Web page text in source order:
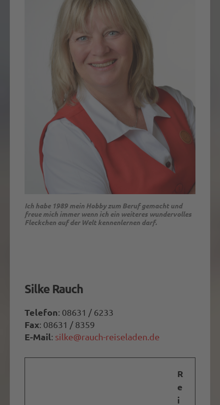
Ich habe 1989 mein Hobby zum Beruf gemacht und
freue mich immer wenn ich ein weiteres wundervolles
Fleckchen auf der Welt kennenlernen darf.
Mit Silke rollst du durch Landschaften, die du nicht
erwartet hättest. Du trittst in die Pedale, selbst wenn
der Hügel steil scheint.
Silke Rauch
Telefon: 08631 / 6233
Fax: 08631 / 8359
E-Mail: silke@rauch-reiseladen.de
R
e
i